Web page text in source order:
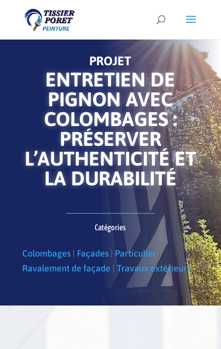
PROJET
ENTRETIEN DE
PIGNON AVEC
COLOMBAGES :
PRÉSERVER
L’AUTHENTICITÉ ET
LA DURABILITÉ
Catégories
Colombages| Façades| Particulier|
Ravalement de façade
Travaux extérieurs